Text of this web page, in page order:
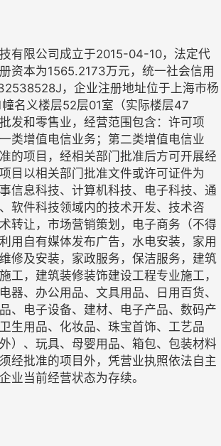
有限公司成立于2015-04-10，法定代
资本为1565.2173万元，统一社会信用
，企业注册地址位于上海市杨
名义楼层52层01室（实际楼层47
发和零售业，经营范围包含：许可项
类增值电信业务；第二类增值电信业
的项目，经相关部门批准后方可开展经
目以相关部门批准文件或许可证件为
信息科技、计算机科技、电子科技、通
软件科技领域内的技术开发、技术咨
转让，市场营销策划，电子商务（不得
用自有媒体发布广告，水电安装，家用
修及安装，家政服务，保洁服务，建筑
工，建筑装修装饰建设工程专业施工，
器、办公用品、文具用品、日用百货、
、电子设备、建材、电子产品、数码产
生用品、化妆品、珠宝首饰、工艺品
）、玩具、母婴用品、箱包、包装材料
经批准的项目外，凭营业执照依法自主
业当前经营状态为存续。